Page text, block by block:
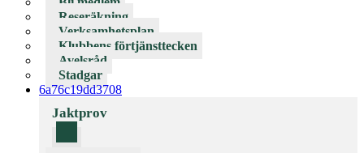
Reseräkning
Verksamhetsplan
Klubbens förtjänsttecken
Avelsråd
Stadgar
6a76c19dd3708
Jaktprov